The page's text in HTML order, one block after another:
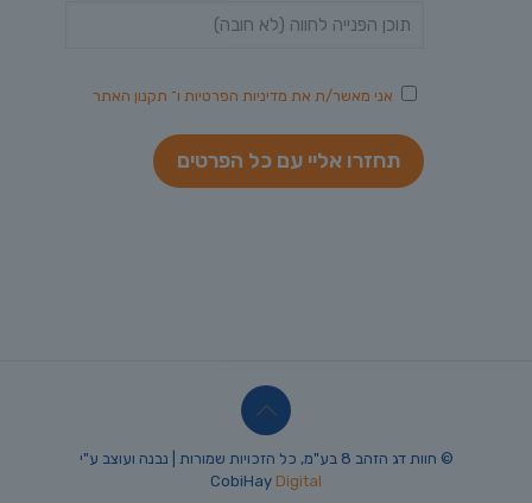
אני מאשר/ת את מדיניות הפרטיות ו־ תקנון האתר
© חוות דג הזהב 8 בע"מ, כל הזכויות שמורות | נבנה ועוצב ע"י
CobiHay Digital